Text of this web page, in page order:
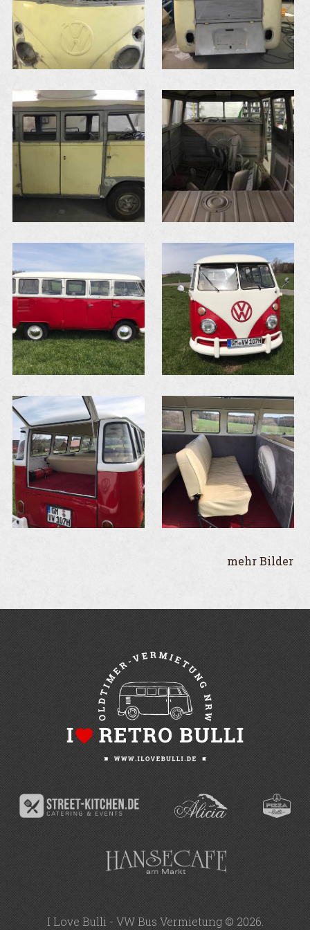
mehr Bilder
I Love Bulli - VW Bus Vermietung © 2026.